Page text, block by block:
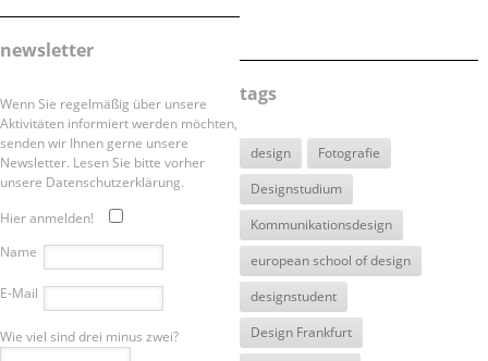
newsletter
Wenn Sie regelmäßig über unsere
Aktivitäten informiert werden möchten,
senden wir Ihnen gerne unsere
Newsletter. Lesen Sie bitte vorher
unsere Datenschutzerklärung.
Hier anmelden!
Name
E-Mail
Wie viel sind drei minus zwei?
tags
design
Fotografie
Designstudium
Kommunikationsdesign
european school of design
designstudent
Design Frankfurt